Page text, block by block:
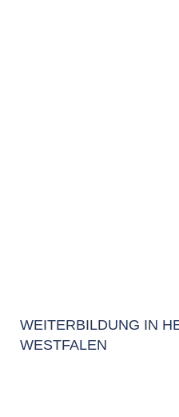
WEITERBILDUNG IN
WESTFALEN